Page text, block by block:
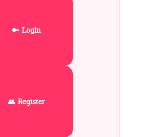
🔑 Login
👥 Register